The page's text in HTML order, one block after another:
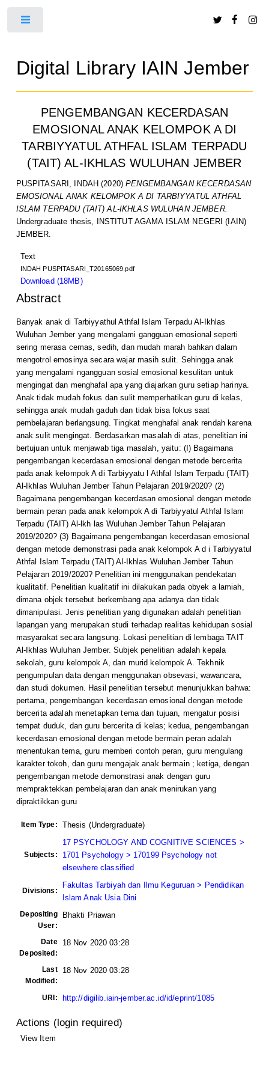
Digital Library IAIN Jember
PENGEMBANGAN KECERDASAN
EMOSIONAL ANAK KELOMPOK A DI
TARBIYYATUL ATHFAL ISLAM TERPADU
(TAIT) AL-IKHLAS WULUHAN JEMBER
PUSPITASARI, INDAH (2020)PENGEMBANGAN KECERDASAN
EMOSIONAL ANAK KELOMPOK A DI TARBIYYATUL ATHFAL
ISLAM TERPADU (TAIT) AL-IKHLAS WULUHAN JEMBER.
Undergraduate thesis, INSTITUT AGAMA ISLAM NEGERI (IAIN)
JEMBER.
Text
INDAH PUSPITASARI_T20165069.pdf
Download (18MB)
Abstract
Banyak anak di Tarbiyyathul Athfal Islam Terpadu Al-Ikhlas
Wuluhan Jember yang mengalami gangguan emosional seperti
sering merasa cemas, sedih, dan mudah marah bahkan dalam
mengotrol emosinya secara wajar masih sulit. Sehingga anak
yang mengalami ngangguan sosial emosional kesulitan untuk
mengingat dan menghafal apa yang diajarkan guru setiap harinya.
Anak tidak mudah fokus dan sulit memperhatikan guru di kelas,
sehingga anak mudah gaduh dan tidak bisa fokus saat
pembelajaran berlangsung. Tingkat menghafal anak rendah karena
anak sulit mengingat. Berdasarkan masalah di atas, penelitian ini
bertujuan untuk menjawab tiga masalah, yaitu: (I) Bagaimana
pengembangan kecerdasan emosional dengan metode bercerita
pada anak kelompok A di Tarbiyyatu l Athfal Islam Terpadu (TAIT)
Al-Ikhlas Wuluhan Jember Tahun Pelajaran 2019/2020? (2)
Bagaimana pengembangan kecerdasan emosional dengan metode
bermain peran pada anak kelompok A di Tarbiyyatul Athfal Islam
Terpadu (TAIT) Al-lkh las Wuluhan Jember Tahun Pelajaran
2019/2020? (3) Bagaimana pengembangan kecerdasan emosional
dengan metode demonstrasi pada anak kelompok A d i Tarbiyyatul
Athfal Islam Terpadu (TAIT) Al-Ikhlas Wuluhan Jember Tahun
Pelajaran 2019/2020? Penelitian ini menggunakan pendekatan
kualitatif. Penelitian kualitatif ini dilakukan pada obyek a lamiah,
dimana objek tersebut berkembang apa adanya dan tidak
dimanipulasi. Jenis penelitian yang digunakan adalah penelitian
lapangan yang merupakan studi terhadap realitas kehidupan sosial
masyarakat secara langsung. Lokasi penelitian di lembaga TAIT
Al-Ikhlas Wuluhan Jember. Subjek penelitian adalah kepala
sekolah, guru kelompok A, dan murid kelompok A. Tekhnik
pengumpulan data dengan menggunakan obsevasi, wawancara,
dan studi dokumen. Hasil penelitian tersebut menunjukkan bahwa:
pertama, pengembangan kecerdasan emosional dengan metode
bercerita adalah menetapkan tema dan tujuan, mengatur posisi
tempat duduk, dan guru bercerita di kelas; kedua, pengembangan
kecerdasan emosional dengan metode bermain peran adalah
menentukan tema, guru memberi contoh peran, guru mengulang
karakter tokoh, dan guru mengajak anak bermain ; ketiga, dengan
pengembangan metode demonstrasi anak dengan guru
mempraktekkan pembelajaran dan anak menirukan yang
dipraktikkan guru
Item Type: Thesis (Undergraduate)
Subjects:
17 PSYCHOLOGY AND COGNITIVE SCIENCES >
1701 Psychology > 170199 Psychology not
elsewhere classified
Divisions:
Fakultas Tarbiyah dan Ilmu Keguruan > Pendidikan
Islam Anak Usia Dini
Depositing
User:
Bhakti Priawan
Date
Deposited:
18 Nov 2020 03:28
Last
Modified:
18 Nov 2020 03:28
URI: http://digilib.iain-jember.ac.id/id/eprint/1085
Actions (login required)
View Item